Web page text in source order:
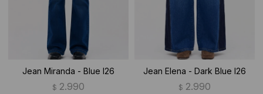
Jean Miranda - Blue I26
$ 2.990
Jean Elena - Dark Blue I26
$ 2.990